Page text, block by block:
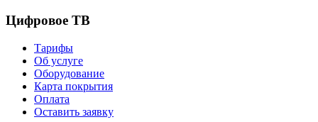
Цифровое ТВ
Тарифы
Об услуге
Оборудование
Карта покрытия
Оплата
Оставить заявку